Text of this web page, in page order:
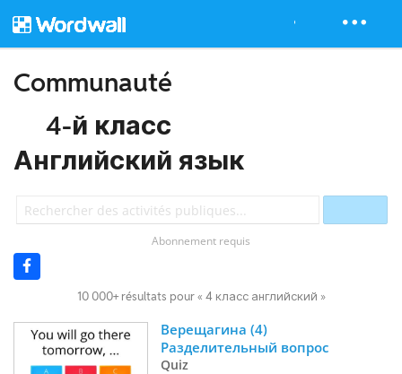
Communauté
4-й класс
Английский язык
Abonnement requis
10 000+ résultats pour « 4 класс английский »
Верещагина (4)
Разделительный вопрос
Quiz